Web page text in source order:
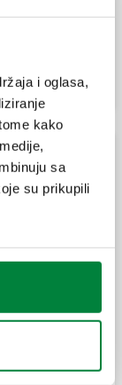
i oglasa,
kako
sa
su prikupili